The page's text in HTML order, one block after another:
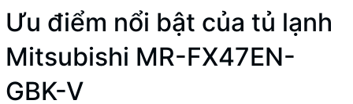
Ưu điểm nổi bật của tủ lạnh
Mitsubishi MR-FX47EN-
GBK-V